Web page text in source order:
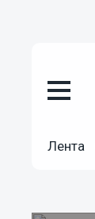
Лента